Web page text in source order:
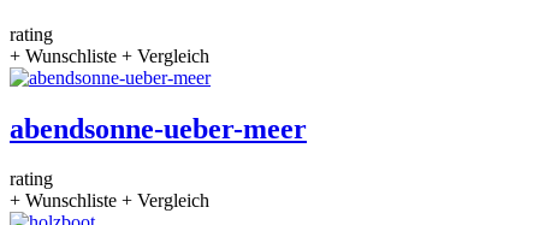
rating
+ Wunschliste + Vergleich
abendsonne-ueber-meer
rating
+ Wunschliste + Vergleich